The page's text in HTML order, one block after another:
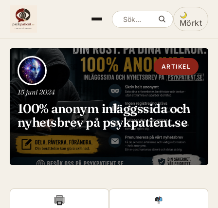
Sök artiklar Mörkt
Växla
ARTIKEL
15 juni 2024
100% anonym inläggssida och
nyhetsbrev på psykpatient.se